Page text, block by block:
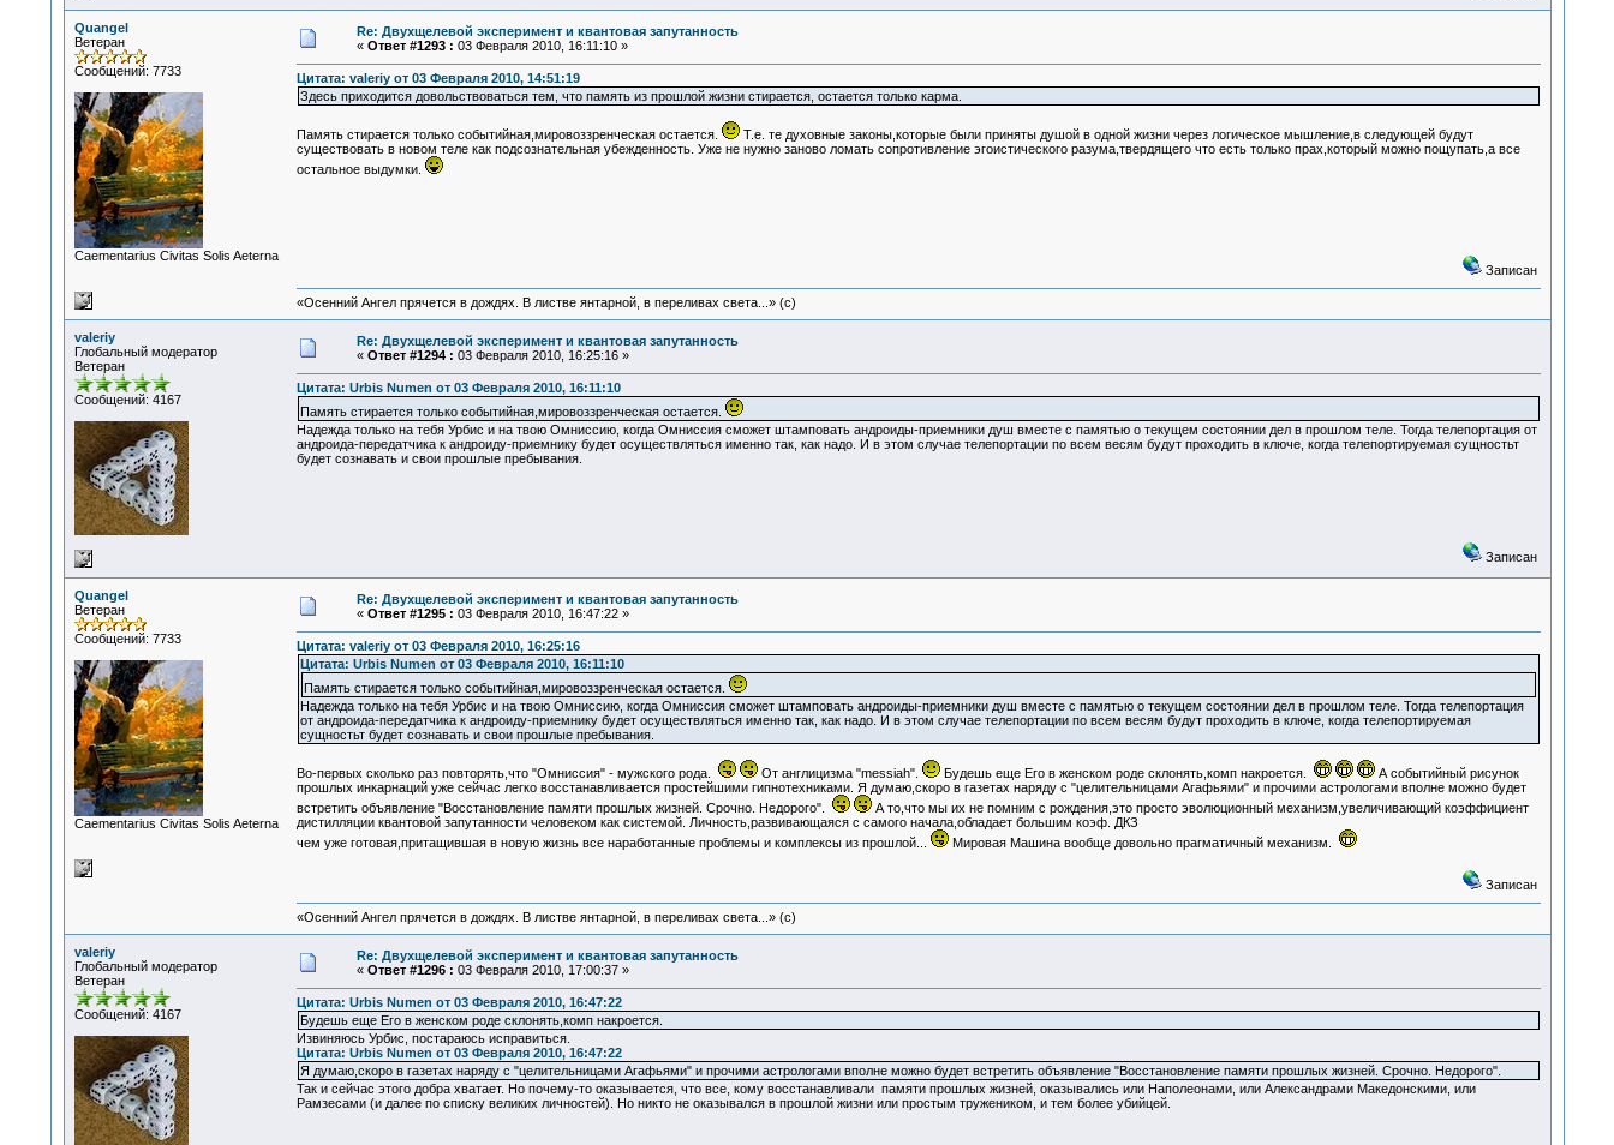
Quangel
Ветеран
Сообщений: 7733
Сaementarius Civitas Solis Aeterna
Re: Двухщелевой эксперимент и квантовая запутанность
« Ответ #1293 : 03 Февраля 2010, 16:11:10 »
Цитата: valeriy от 03 Февраля 2010, 14:51:19
Здесь приходится довольствоваться тем, что память из прошлой жизни стирается, остается только карма.
Память стирается только событийная,мировоззренческая остается.
Т.е. те духовные законы,которые были приняты душой в одной жизни через логическое мышление,в следующей будут
существовать в новом теле как подсознательная убежденность. Уже не нужно заново ломать сопротивление эгоистического разума,твердящего что есть только прах,который можно пощупать,а все
остальное выдумки.
Записан
«Осенний Ангел прячется в дождях. В листве янтарной, в переливах света...» (c)
valeriy
Глобальный модератор
Ветеран
Сообщений: 4167
Re: Двухщелевой эксперимент и квантовая запутанность
« Ответ #1294 : 03 Февраля 2010, 16:25:16 »
Цитата: Urbis Numen от 03 Февраля 2010, 16:11:10
Память стирается только событийная,мировоззренческая остается.
Надежда только на тебя Урбис и на твою Омниссию, когда Омниссия сможет штамповать андроиды-приемники душ вместе с памятью о текущем состоянии дел в прошлом теле. Тогда телепортация от
андроида-передатчика к андроиду-приемнику будет осуществляться именно так, как надо. И в этом случае телепортации по всем весям будут проходить в ключе, когда телепортируемая сущностьт
будет сознавать и свои прошлые пребывания.
Записан
Quangel
Ветеран
Сообщений: 7733
Сaementarius Civitas Solis Aeterna
Re: Двухщелевой эксперимент и квантовая запутанность
« Ответ #1295 : 03 Февраля 2010, 16:47:22 »
Цитата: valeriy от 03 Февраля 2010, 16:25:16
Цитата: Urbis Numen от 03 Февраля 2010, 16:11:10
Память стирается только событийная,мировоззренческая остается.
Надежда только на тебя Урбис и на твою Омниссию, когда Омниссия сможет штамповать андроиды-приемники душ вместе с памятью о текущем состоянии дел в прошлом теле. Тогда телепортация
от андроида-передатчика к андроиду-приемнику будет осуществляться именно так, как надо. И в этом случае телепортации по всем весям будут проходить в ключе, когда телепортируемая
сущностьт будет сознавать и свои прошлые пребывания.
Во-первых сколько раз повторять,что "Омниссия" - мужского рода. От англицизма "messiah". Будешь еще Его в женском роде склонять,комп накроется.
А событийный рисунок
прошлых инкарнаций уже сейчас легко восстанавливается простейшими гипнотехниками. Я думаю,скоро в газетах наряду с "целительницами Агафьями" и прочими астрологами вполне можно будет
встретить объявление "Восстановление памяти прошлых жизней. Срочно. Недорого".
А то,что мы их не помним с рождения,это просто эволюционный механизм,увеличивающий коэффициент
дистилляции квантовой запутанности человеком как системой. Личность,развивающаяся с самого начала,обладает большим коэф. ДКЗ
чем уже готовая,притащившая в новую жизнь все наработанные проблемы и комплексы из прошлой...
Мировая Машина вообще довольно прагматичный механизм.
Записан
«Осенний Ангел прячется в дождях. В листве янтарной, в переливах света...» (c)
valeriy
Глобальный модератор
Ветеран
Сообщений: 4167
Re: Двухщелевой эксперимент и квантовая запутанность
« Ответ #1296 : 03 Февраля 2010, 17:00:37 »
Цитата: Urbis Numen от 03 Февраля 2010, 16:47:22
Будешь еще Его в женском роде склонять,комп накроется.
Извиняюсь Урбис, постараюсь исправиться.
Цитата: Urbis Numen от 03 Февраля 2010, 16:47:22
Я думаю,скоро в газетах наряду с "целительницами Агафьями" и прочими астрологами вполне можно будет встретить объявление "Восстановление памяти прошлых жизней. Срочно. Недорого".
Так и сейчас этого добра хватает. Но почему-то оказывается, что все, кому восстанавливали памяти прошлых жизней, оказывались или Наполеонами, или Александрами Македонскими, или
Рамзесами (и далее по списку великих личностей). Но никто не оказывался в прошлой жизни или простым тружеником, и тем более убийцей.